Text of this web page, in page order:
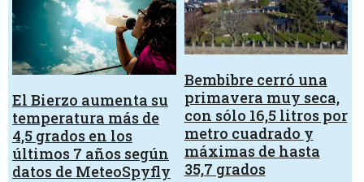
El Bierzo aumenta su
temperatura más de
4,5 grados en los
últimos 7 años según
datos de MeteoSpyfly
Bembibre cerró una
primavera muy seca,
con sólo 16,5 litros por
metro cuadrado y
máximas de hasta
35,7 grados